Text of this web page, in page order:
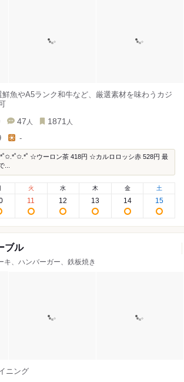
鮮魚やA5ランク和牛など、厳選素材を味わうカジ
47 人 1871 人
-
☆ウーロン茶 418円 ☆カルロロッシ赤 528円 最
...
火
11
水
12
木
13
金
14
土
15
ブル
キ、ハンバーガー、鉄板焼き
ニング